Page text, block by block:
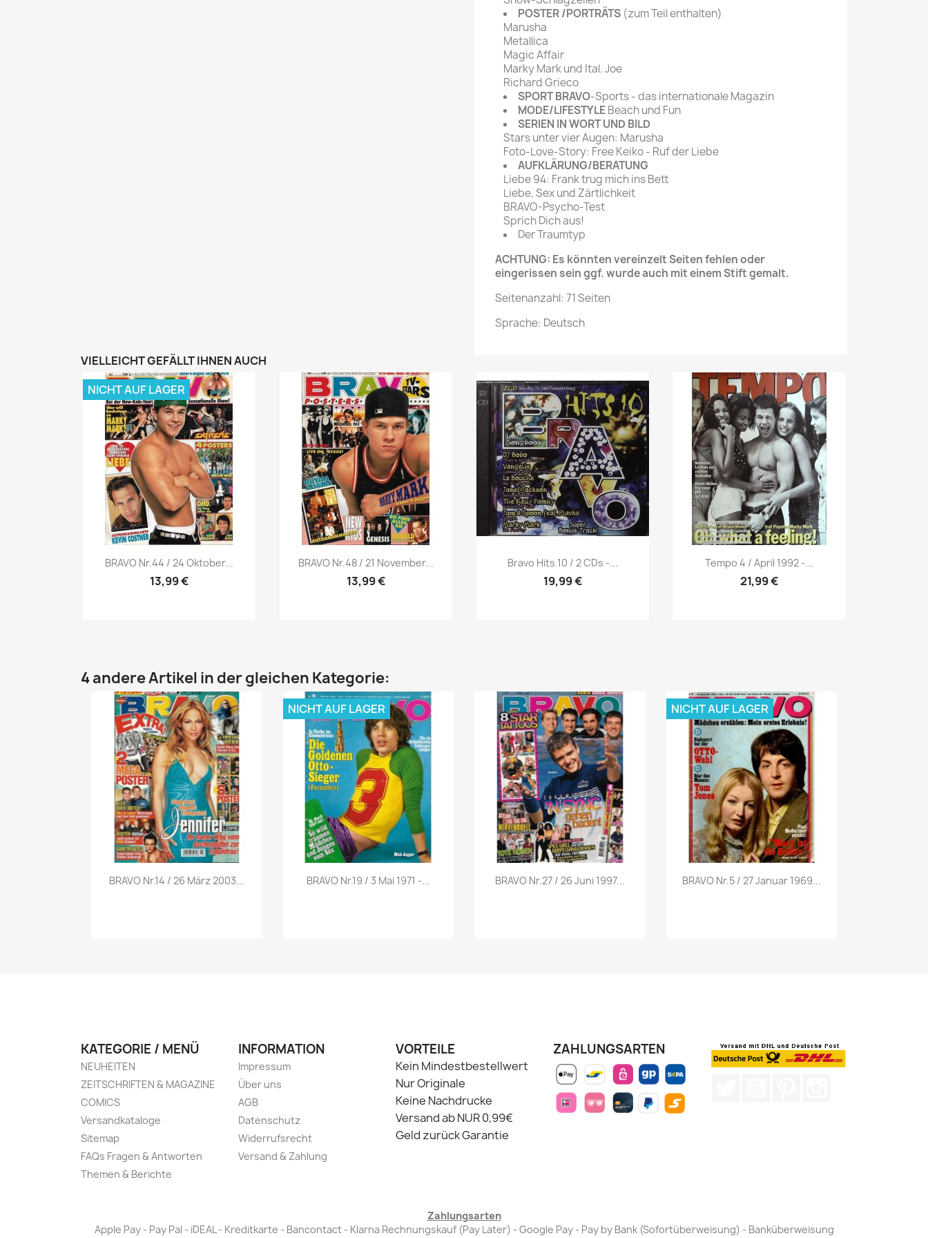
POSTER /PORTRÄTS (zum Teil enthalten)
Marusha
Metallica
Magic Affair
Marky Mark und Ital. Joe
Richard Grieco
SPORT BRAVO-Sports - das internationale Magazin
MODE/LIFESTYLEBeach und Fun
SERIEN IN WORT UND BILD
Stars unter vier Augen: Marusha
Foto-Love-Story: Free Keiko - Ruf der Liebe
AUFKLÄRUNG/BERATUNG
Liebe 94: Frank trug mich ins Bett
Liebe, Sex und Zärtlichkeit
BRAVO-Psycho-Test
Sprich Dich aus!
Der Traumtyp
ACHTUNG: Es könnten vereinzelt Seiten fehlen oder
eingerissen sein ggf. wurde auch mit einem Stift gemalt.
Seitenanzahl: 71 Seiten
Sprache: Deutsch
VIELLEICHT GEFÄLLT IHNEN AUCH
Vorschau
BRAVO Nr.44 / 24 Oktober...
13,99 €
NICHT AUF LAGER
Vorschau
BRAVO Nr.48 / 21 November...
13,99 €
Vorschau
Bravo Hits 10 / 2 CDs -...
19,99 €
Vorschau
Tempo 4 / April 1992 -...
21,99 €
4 andere Artikel in der gleichen Kategorie:
Vorschau
BRAVO Nr.14 / 26 März 2003... Vorschau
BRAVO Nr.19 / 3 Mai 1971 -...
NICHT AUF LAGER
Vorschau
BRAVO Nr.27 / 26 Juni 1997... Vorschau
BRAVO Nr.5 / 27 Januar 1969...
NICHT AUF LAGER
KATEGORIE / MENÜ
NEUHEITEN
ZEITSCHRIFTEN & MAGAZINE
COMICS
Versandkataloge
Sitemap
FAQs Fragen & Antworten
Themen & Berichte
INFORMATION
Impressum
Über uns
AGB
Datenschutz
Widerrufsrecht
Versand & Zahlung
VORTEILE
Kein Mindestbestellwert
Nur Originale
Keine Nachdrucke
Versand ab NUR 0,99€
Geld zurück Garantie
ZAHLUNGSARTEN
Zahlungsarten
Apple Pay - Pay Pal - iDEAL - Kreditkarte - Bancontact - Klarna Rechnungskauf (Pay Later) - Google Pay - Pay by Bank (Sofortüberweisung) - Banküberweisung